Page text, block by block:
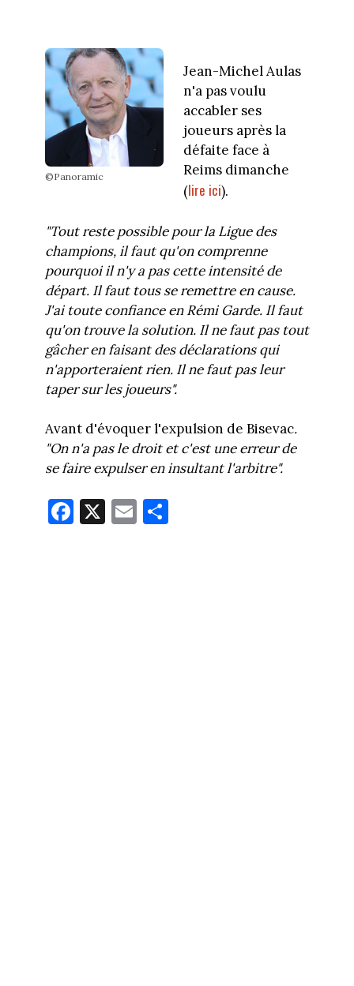
©Panoramic
Jean-Michel Aulas
n'a pas voulu
accabler ses
joueurs après la
défaite face à
Reims dimanche
(lire ici).
"Tout reste possible pour la Ligue des
champions, il faut qu'on comprenne
pourquoi il n'y a pas cette intensité de
départ. Il faut tous se remettre en cause.
J'ai toute confiance en Rémi Garde. Il faut
qu'on trouve la solution. Il ne faut pas tout
gâcher en faisant des déclarations qui
n'apporteraient rien. Il ne faut pas leur
taper sur les joueurs".
Avant d'évoquer l'expulsion de Bisevac.
"On n'a pas le droit et c'est une erreur de
se faire expulser en insultant l'arbitre".
Fa
ce
X E
m
Pa